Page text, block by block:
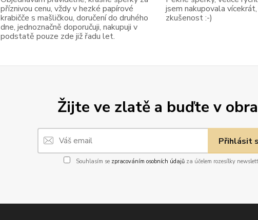
Žijte ve zlatě a buďte v
Přihlásit
Souhlasím se zpracováním osobních údajůza účelem rozesílky
příznivou cenu, vždy v hezké papírové
krabičče s mašličkou, doručení do druhého
dne, jednoznačně doporučuji, nakupuji v
podstatě pouze zde již řadu let.
jsem nakupovala
zkušenost :-)